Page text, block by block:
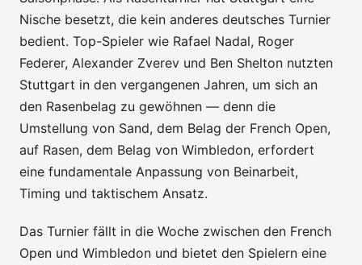
Nische besetzt, die kein anderes deutsches Turnier
bedient. Top-Spieler wie Rafael Nadal, Roger
Federer, Alexander Zverev und Ben Shelton nutzten
Stuttgart in den vergangenen Jahren, um sich an
den Rasenbelag zu gewöhnen — denn die
Umstellung von Sand, dem Belag der French Open,
auf Rasen, dem Belag von Wimbledon, erfordert
eine fundamentale Anpassung von Beinarbeit,
Timing und taktischem Ansatz.
Das Turnier fällt in die Woche zwischen den French
Open und Wimbledon und bietet den Spielern eine